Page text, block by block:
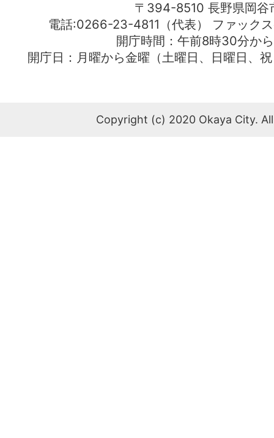
〒394-8510 長野県岡谷
電話:0266-23-4811（代表） ファッ
開庁時間：午前8時30分か
開庁日：月曜から金曜（土曜日、日曜日、
Copyright (c) 2020 Okaya City.